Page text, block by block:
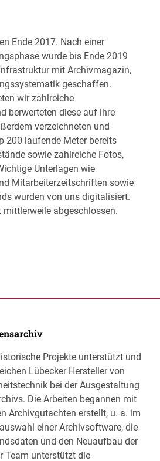
Ende 2017. Nach einer
wurde bis Ende 2019
mit Archivmagazin,
geschaffen.
wir zahlreiche
berwerteten diese auf ihre
verzeichneten und
200 laufende Meter bereits
sowie zahlreiche Fotos,
Unterlagen wie
Mitarbeiterzeitschriften sowie
wurden von uns digitalisiert.
mittlerweile abgeschlossen.
Projekte unterstützt und
Lübecker Hersteller von
bei der Ausgestaltung
Die Arbeiten begannen mit
Archivgutachten erstellt, u. a. im
einer Archivsoftware, die
und den Neuaufbau der
Team unterstützt die